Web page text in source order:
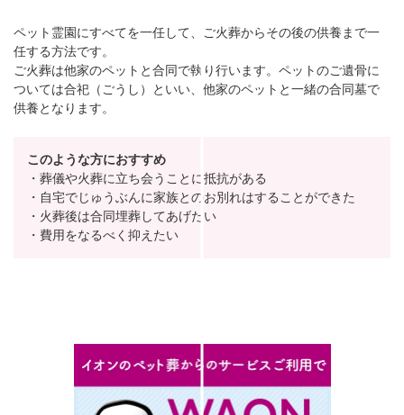
ペット霊園にすべてを一任して、ご火葬からその後の供養まで一
任する方法です。
ご火葬は他家のペットと合同で執り行います。ペットのご遺骨に
ついては合祀（ごうし）といい、他家のペットと一緒の合同墓で
供養となります。
このような方におすすめ
・葬儀や火葬に立ち会うことに抵抗がある
・自宅でじゅうぶんに家族とのお別れはすることができた
・火葬後は合同埋葬してあげたい
・費用をなるべく抑えたい